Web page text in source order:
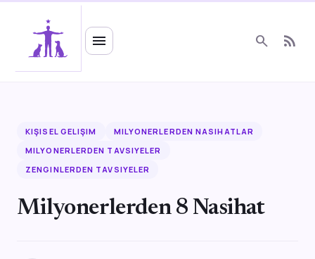
menu
Ruhsal Enerji
search rss_feed
KIŞISEL GELIŞIM
MILYONERLERDEN NASIHATLAR
MILYONERLERDEN TAVSIYELER
ZENGINLERDEN TAVSIYELER
Milyonerlerden 8 Nasihat